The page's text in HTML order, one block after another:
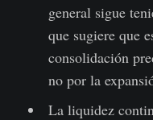
general sigue
que sugiere que
consolidación
no por la
La liquidez